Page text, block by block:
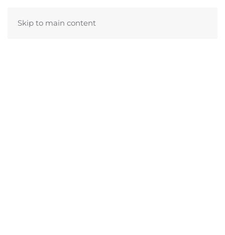
Skip to main content